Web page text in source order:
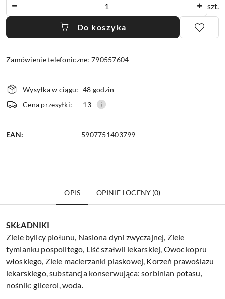
szt.
Do koszyka
Zamówienie telefoniczne: 790557604
Dostępność
i
dostawa
Wysyłka w ciągu: 48 godzin
Cena przesyłki:
13
EAN: 5907751403799
OPIS OPINIE I OCENY (0)
SKŁADNIKI
Ziele bylicy piołunu, Nasiona dyni zwyczajnej, Ziele
tymianku pospolitego, Liść szałwii lekarskiej, Owoc kopru
włoskiego, Ziele macierzanki piaskowej, Korzeń prawoślazu
lekarskiego, substancja konserwująca: sorbinian potasu,
nośnik: glicerol, woda.